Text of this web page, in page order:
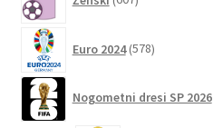
izdelkov
Euro 2024 578izdelkov
Nogometni dresi SP 2026